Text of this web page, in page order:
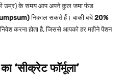
की उम्र) के समय आप अपने कुल जमा फंड
निकाल सकते हैं। बाकी बचे20%
करना होता है, जिससे आपको हर महीने पेंशन
फॉर्मूला’